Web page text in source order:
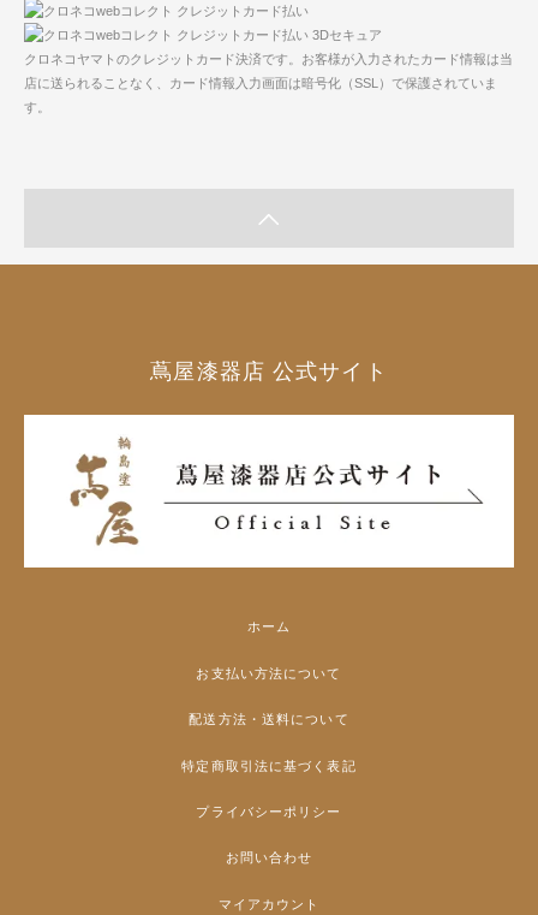
クロネコヤマトのクレジットカード決済です。お客様が入力されたカード情報は当
店に送られることなく、カード情報入力画面は暗号化（SSL）で保護されていま
す。
蔦屋漆器店 公式サイト
ホーム
お支払い方法について
配送方法・送料について
特定商取引法に基づく表記
プライバシーポリシー
お問い合わせ
マイアカウント